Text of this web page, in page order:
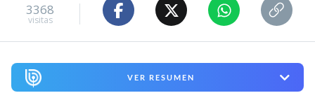
3368
visitas
VER RESUMEN